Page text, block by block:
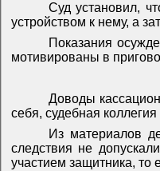
Суд установил,
устройством к нему, а
Показания
мотивированы в
Доводы
себя, судебная
Из материалов
следствия не
участием защитника,